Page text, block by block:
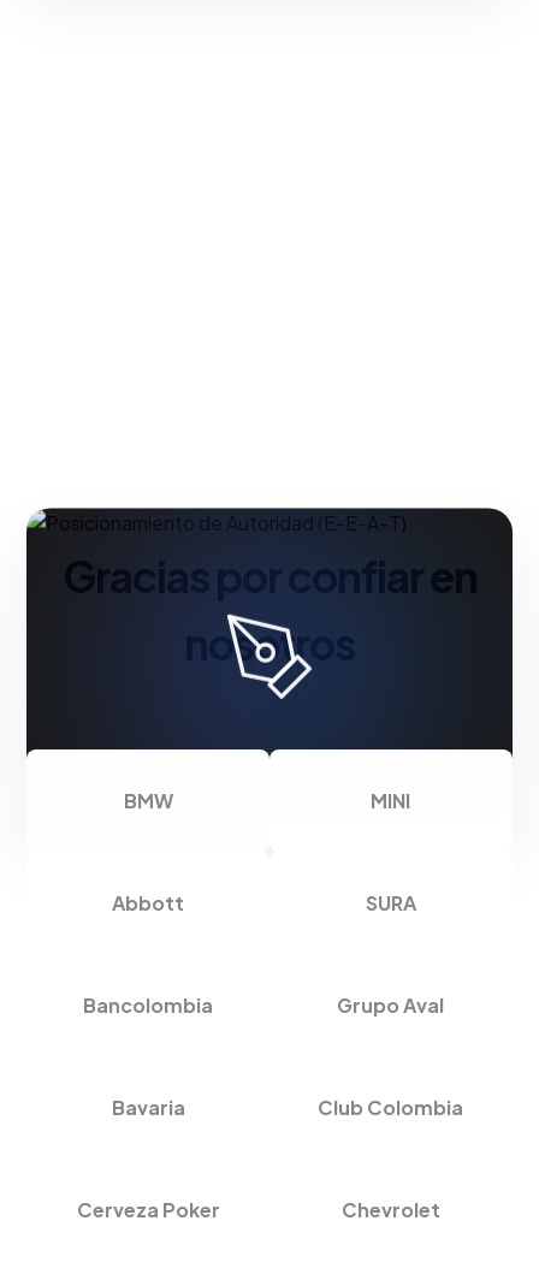
Gracias por confiar en
nosotros
BMW MINI
Abbott SURA
Bancolombia Grupo Aval
Bavaria Club Colombia
Cerveza Poker Chevrolet